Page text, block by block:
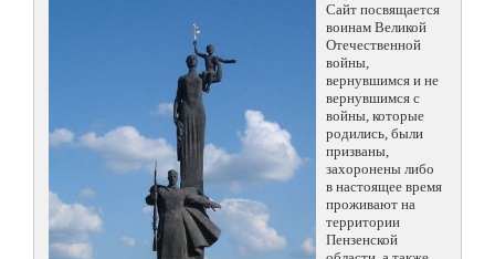
Сайт посвящается
воинам Великой
Отечественной
войны,
вернувшимся и не
вернувшимся с
войны, которые
родились, были
призваны,
захоронены либо
в настоящее время
проживают на
территории
Пензенской